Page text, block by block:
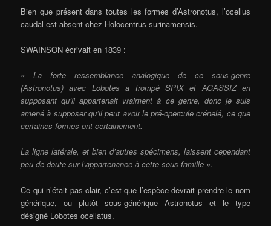
Bien que présent dans toutes les formes d’Astronotus, l’ocellus
caudal est absent chez Holocentrus surinamensis.
SWAINSON écrivait en 1839 :
« La forte ressemblance analogique de ce sous-genre
(Astronotus) avec Lobotes a trompé SPIX et AGASSIZ en
supposant qu’il appartenait vraiment à ce genre, donc je suis
amené à supposer qu’il peut avoir le pré-opercule crénelé, ce que
certaines formes ont certainement.
La ligne latérale, et bien d’autres spécimens, laissent cependant
peu de doute sur l’appartenance à cette sous-famille ».
Ce qui n’était pas clair, c’est que l’espèce devrait prendre le nom
générique, ou plutôt sous-générique Astronotus et le type
désigné Lobotes ocellatus.